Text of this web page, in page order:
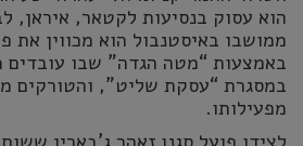
הוא עסוק בנסיעות לקטאר, איראן,
ממושבו באיסטנבול הוא מכווין את
באמצעות “מטה הגדה” שבו עובדים
במסגרת “עסקת שליט”, והטורקים
מפעילותו.